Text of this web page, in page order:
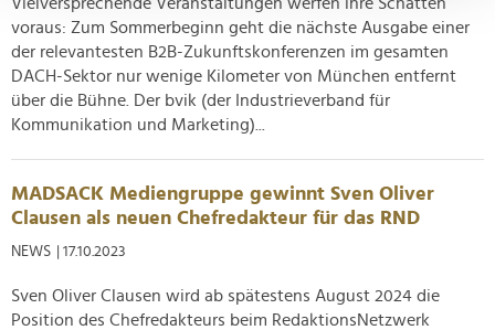
verarbeitet werden, und legen Sie Ihre Präferenzen im
Abschnitt Einzelheitenfest.
Wir verwenden Cookies, um Inhalte und Anzeigen zu
personalisieren, Funktionen für soziale Medien anbieten
zu können und die Zugriffe auf unsere Website zu
analysieren. Außerdem geben wir Informationen zu Ihrer
Verwendung unserer Website an unsere Partner für
soziale Medien, Werbung und Analysen weiter. Unsere
Partner führen diese Informationen möglicherweise mit
haben oder die sie im Rahmen Ihrer Nutzung der Dienste
gesammelt haben.
voraus: Zum Sommerbeginn geht die nächste Ausgabe einer
der relevantesten B2B-Zukunftskonferenzen im gesamten
DACH-Sektor nur wenige Kilometer von München entfernt
über die Bühne. Der bvik (der Industrieverband für
Kommunikation und Marketing)...
MADSACK Mediengruppe gewinnt Sven Oliver
Clausen als neuen Chefredakteur für das RND
NEWS | 17.10.2023
Sven Oliver Clausen wird ab spätestens August 2024 die
Position des Chefredakteurs beim RedaktionsNetzwerk